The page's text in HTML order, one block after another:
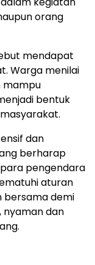
orang
mendapat
Warga menilai
mampu
bentuk
dan
berharap
pengendara
aturan
bersama demi
nyaman dan